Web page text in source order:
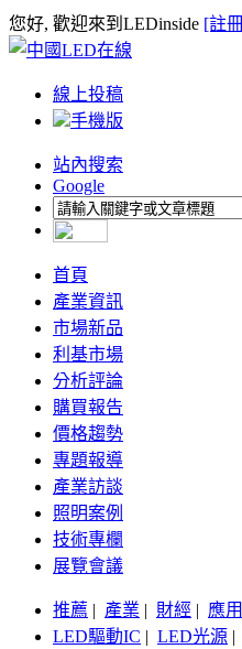
您好, 歡迎來到LEDinside [註
線上投稿
手機版
站內搜索
Google
首頁
產業資訊
市場新品
利基市場
分析評論
購買報告
價格趨勢
專題報導
產業訪談
照明案例
技術專欄
展覽會議
推薦 | 產業 | 財經 | 應用
LED驅動IC | LED光源 |